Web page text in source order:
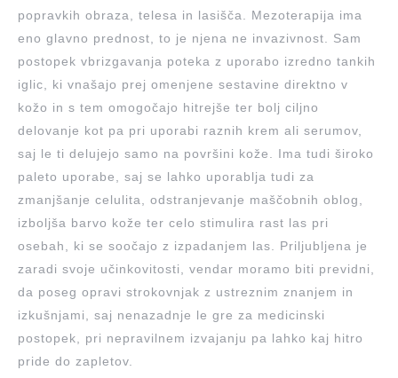
popravkih obraza, telesa in lasišča. Mezoterapija ima
eno glavno prednost, to je njena ne invazivnost. Sam
postopek vbrizgavanja poteka z uporabo izredno tankih
iglic, ki vnašajo prej omenjene sestavine direktno v
kožo in s tem omogočajo hitrejše ter bolj ciljno
delovanje kot pa pri uporabi raznih krem ali serumov,
saj le ti delujejo samo na površini kože. Ima tudi široko
paleto uporabe, saj se lahko uporablja tudi za
zmanjšanje celulita, odstranjevanje maščobnih oblog,
izboljša barvo kože ter celo stimulira rast las pri
osebah, ki se soočajo z izpadanjem las. Priljubljena je
zaradi svoje učinkovitosti, vendar moramo biti previdni,
da poseg opravi strokovnjak z ustreznim znanjem in
izkušnjami, saj nenazadnje le gre za medicinski
postopek, pri nepravilnem izvajanju pa lahko kaj hitro
pride do zapletov.